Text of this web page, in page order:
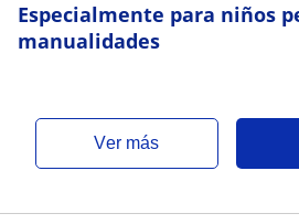
Especialmente para niños
manualidades
ver más